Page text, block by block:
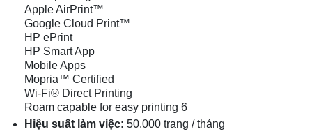
Apple AirPrint™
Google Cloud Print™
HP ePrint
HP Smart App
Mobile Apps
Mopria™ Certified
Wi-Fi® Direct Printing
Roam capable for easy printing 6
Hiệu suất làm việc: 50.000 trang / tháng